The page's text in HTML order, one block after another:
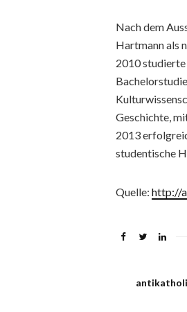
Nach dem
Hartmann als
2010
Geschichte,
2013
studentische
Quelle: http://